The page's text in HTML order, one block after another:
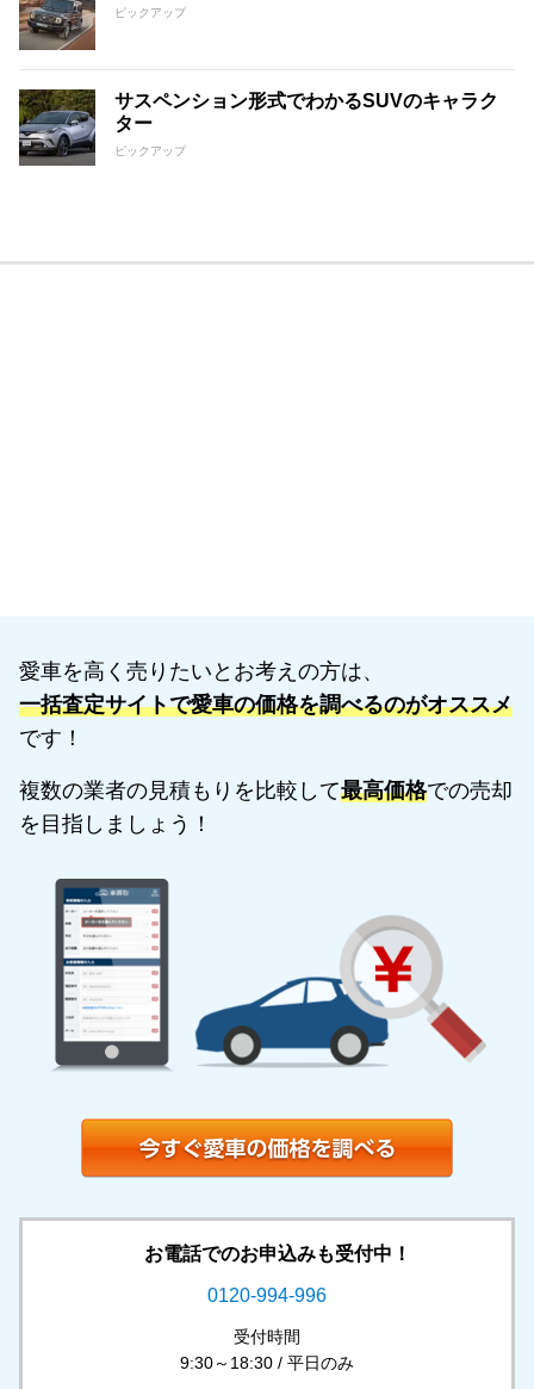
ピックアップ
サスペンション形式でわかるSUVのキャラク
ター
ピックアップ
愛車を高く売りたいとお考えの方は、
一括査定サイトで愛車の価格を調べるのがオススメ
です！
複数の業者の見積もりを比較して最高価格での売却
を目指しましょう！
お電話でのお申込みも受付中！
0120-994-996
受付時間
9:30～18:30 / 平日のみ